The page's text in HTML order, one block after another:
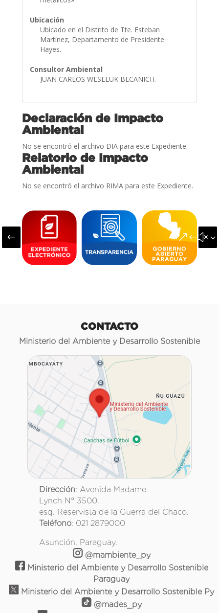
Ubicación
Ubicado en el Distrito de Tte. Esteban
Martínez, Departamento de Presidente
Hayes.
Consultor Ambiental
JUAN CARLOS WESELUK BECANICH.
Declaración de Impacto
Ambiental
No se encontró el archivo DIA para este Expediente.
Relatorio de Impacto
Ambiental
No se encontró el archivo RIMA para este Expediente.
#
CONTACTO
Ministerio del Ambiente y Desarrollo Sostenible
Dirección: Avenida Madame
Lynch N° 3500.
esq. Reservista de la Guerra del Chaco.
Teléfono: 021 2879000
Asunción, Paraguay.
@mambiente_py
Ministerio del Ambiente y Desarrollo Sostenible
Paraguay
Ministerio del Ambiente y Desarrollo Sostenible Py
@mades_py